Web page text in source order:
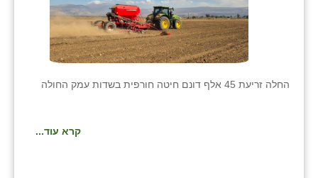
החלה זריעת 45 אלף דונם חיטה חורפית בשדות עמק החולה
קרא עוד...